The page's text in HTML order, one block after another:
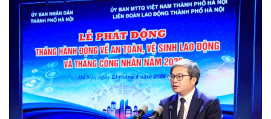
Chủ tịch Tổng Liên đoàn lao động Việt Nam; Nguyễn Doãn
Toản - Ủy viên Ban Thường vụ, Trưởng ban Tuyên giáo và
Dân vận Thành ủy Hà Nội; Trương Việt Dũng, Phó Chủ tịch
UBND thành phố Hà Nội.